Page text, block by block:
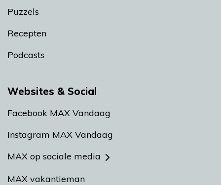
Puzzels
Recepten
Podcasts
Websites & Social
Facebook MAX Vandaag
Instagram MAX Vandaag
MAX op sociale media
MAX vakantieman